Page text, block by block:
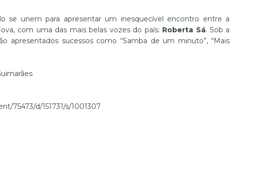
se unem para apresentar um inesquecível encontro entre a
com uma das mais belas vozes do país: Roberta Sá. Sob a
apresentados sucessos como “Samba de um minuto”, “Mais
75473/d/151731/s/1001307